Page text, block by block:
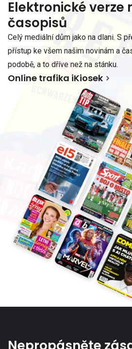
Elektronické verze
časopisů
Celý mediální dům jako na dlani. S
přístup ke všem našim novinám a
podobě, a to dříve než na stánku.
Online trafika iKiosek